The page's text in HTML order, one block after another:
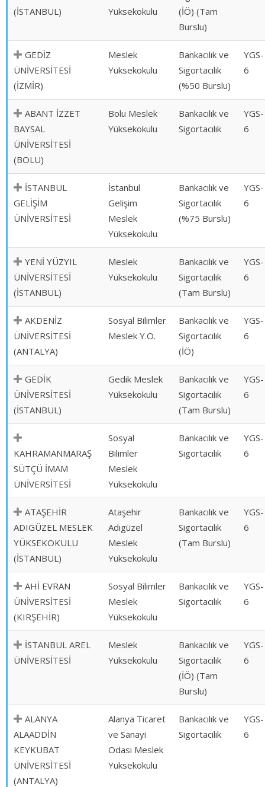
(İSTANBUL)
Yüksekokulu
(İÖ) (Tam
Burslu)
GEDİZ
ÜNİVERSİTESİ
(İZMİR)
Meslek
Yüksekokulu
Bankacılık ve
Sigortacılık
(%50 Burslu)
YGS-
6
ABANT İZZET
BAYSAL
ÜNİVERSİTESİ
(BOLU)
Bolu Meslek
Yüksekokulu
Bankacılık ve
Sigortacılık
YGS-
6
İSTANBUL
GELİŞİM
ÜNİVERSİTESİ
İstanbul
Gelişim
Meslek
Yüksekokulu
Bankacılık ve
Sigortacılık
(%75 Burslu)
YGS-
6
YENİ YÜZYIL
ÜNİVERSİTESİ
(İSTANBUL)
Meslek
Yüksekokulu
Bankacılık ve
Sigortacılık
(Tam Burslu)
YGS-
6
AKDENİZ
ÜNİVERSİTESİ
(ANTALYA)
Sosyal Bilimler
Meslek Y.O.
Bankacılık ve
Sigortacılık
(İÖ)
YGS-
6
GEDİK
ÜNİVERSİTESİ
(İSTANBUL)
Gedik Meslek
Yüksekokulu
Bankacılık ve
Sigortacılık
(Tam Burslu)
YGS-
6
KAHRAMANMARAŞ
SÜTÇÜ İMAM
ÜNİVERSİTESİ
Sosyal
Bilimler
Meslek
Yüksekokulu
Bankacılık ve
Sigortacılık
YGS-
6
ATAŞEHİR
ADIGÜZEL MESLEK
YÜKSEKOKULU
(İSTANBUL)
Ataşehir
Adıgüzel
Meslek
Yüksekokulu
Bankacılık ve
Sigortacılık
(Tam Burslu)
YGS-
6
AHİ EVRAN
ÜNİVERSİTESİ
(KIRŞEHİR)
Sosyal Bilimler
Meslek
Yüksekokulu
Bankacılık ve
Sigortacılık
YGS-
6
İSTANBUL AREL
ÜNİVERSİTESİ
Meslek
Yüksekokulu
Bankacılık ve
Sigortacılık
(İÖ) (Tam
Burslu)
YGS-
6
ALANYA
ALAADDİN
KEYKUBAT
ÜNİVERSİTESİ
(ANTALYA)
Alanya Ticaret
ve Sanayi
Odası Meslek
Yüksekokulu
Bankacılık ve
Sigortacılık
YGS-
6